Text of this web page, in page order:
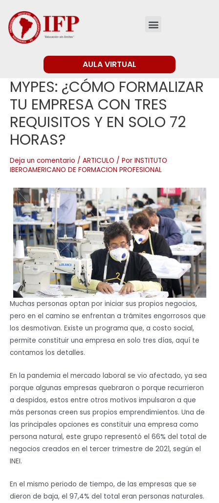
AULA VIRTUAL
MYPES: ¿CÓMO FORMALIZAR
TU EMPRESA CON TRES
REQUISITOS Y EN SOLO 72
HORAS?
Deja un comentario / ARTICULO / Por INSTITUTO
IBEROAMERICANO DE FORMACION PROFESIONAL
Muchas personas optan por iniciar sus propios negocios,
pero en el camino se enfrentan a trámites engorrosos que
los desmotivan. Existe un programa que, a costo social,
permite constituir una empresa en solo tres días, aquí te
contamos los detalles.
En la pandemia el mercado laboral se vio afectado, ya sea
porque algunas empresas quebraron o porque recurrieron
a despidos, estos entre otros motivos impulsaron a que
más personas creen sus propios emprendimientos. Una de
las principales opciones es constituir una empresa como
persona natural, este grupo representó el 66% del total de
negocios creados en el tercer trimestre de 2021, según el
INEI.
En el mismo periodo de tiempo, de las empresas que se
dieron de baja, el 97,4% del total eran personas naturales.